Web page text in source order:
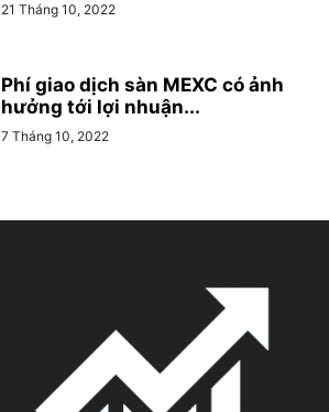
21 Tháng 10, 2022
Phí giao dịch sàn MEXC có ảnh
hưởng tới lợi nhuận...
7 Tháng 10, 2022